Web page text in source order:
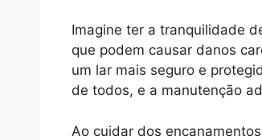
Imagine ter a tranquilidade
que podem causar danos
um lar mais seguro e
de todos, e a manutenção
Ao cuidar dos